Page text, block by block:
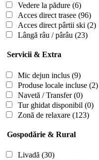
Vedere la pădure (6)
Acces direct trasee (96)
Acces direct pârtii ski (2)
Lângă râu / pârâu (23)
Servicii & Extra
Mic dejun inclus (9)
Produse locale incluse (2)
Navetă / Transfer(0)
Tur ghidat disponibil (0)
Zonă de relaxare (123)
Gospodărie & Rural
Livadă (30)